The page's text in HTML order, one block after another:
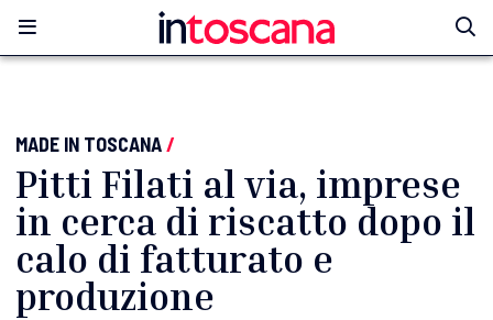
MADE IN TOSCANA/
Pitti Filati al via, imprese
in cerca di riscatto dopo il
calo di fatturato e
produzione